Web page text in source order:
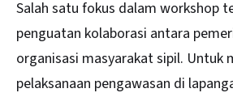
Salah satu fokus dalam workshop
penguatan kolaborasi antara
organisasi masyarakat sipil. Untuk
pelaksanaan pengawasan di